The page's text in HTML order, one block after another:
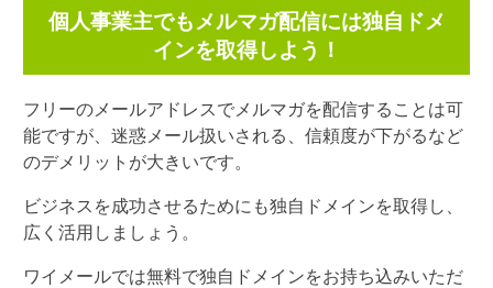
個人事業主でもメルマガ配信には独自ドメ
インを取得しよう！
フリーのメールアドレスでメルマガを配信することは可
能ですが、迷惑メール扱いされる、信頼度が下がるなど
のデメリットが大きいです。
ビジネスを成功させるためにも独自ドメインを取得し、
広く活用しましょう。
ワイメールでは無料で独自ドメインをお持ち込みいただ